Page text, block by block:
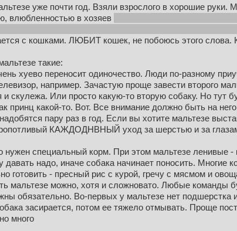
уже почти год. Взяли взрослого в хорошие
влюбленностью в хозяев
с кошками. ЛЮБИТ кошек, не побоюсь этого слова.
такие:
хуево переносит одиночество. Люди по-разному
например. Зачастую проще завести второго
и скулежа. Или просто какую-то вторую собаку. Но тут
принц какой-то. Вот. Все внимание должно быть на него
пару раз в год. Если вы хотите мальтезе
КАЖДОДНВНЫЙ уход за шерстью и за
нужен специальный корм. При этом мальтезе ленивые
надо, иначе собака начинает поносить. Многие
готовить - пресный рис с курой, гречу с мясмом и
мальтезе можно, хотя и сложновато. Любые команды
обязательно. Во-первых у мальтезе нет подшерстка
засирается, потом ее тяжело отмывать. Проще
много